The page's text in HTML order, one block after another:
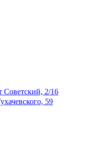
Советский, 2/16
59